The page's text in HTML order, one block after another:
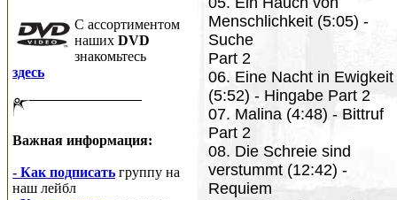
C ассортиментом
наших DVD
знакомьтесь
здесь
Важная информация:
- Как подписать группу на
наш лейбл
Menschlichkeit (5:05) -
Suche
Part 2
06. Eine Nacht in Ewigkeit
(5:52) - Hingabe Part 2
07. Malina (4:48) - Bittruf
Part 2
08. Die Schreie sind
verstummt (12:42) -
Requiem